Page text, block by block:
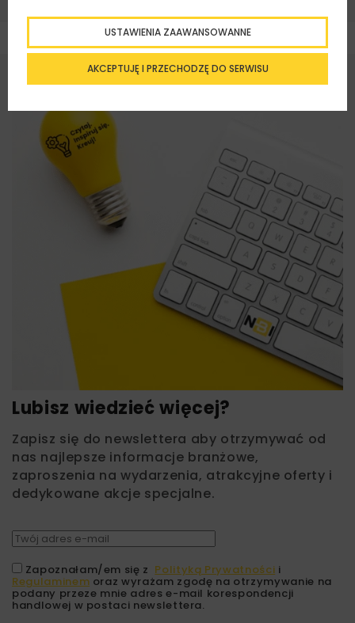
Lubisz wiedzieć więcej?
Zapisz się do newslettera aby otrzymywać od
nas najlepsze informacje branżowe,
zaproszenia na wydarzenia, atrakcyjne oferty i
dedykowane akcje specjalne.
Zapoznałam/em się z Polityką Prywatności i
Regulaminem oraz wyrażam zgodę na otrzymywanie na
podany przeze mnie adres e-mail korespondencji
handlowej w postaci newslettera.
AKCEPTUJĘ I PRZECHODZĘ DO SERWISU
USTAWIENIA ZAAWANSOWANNE